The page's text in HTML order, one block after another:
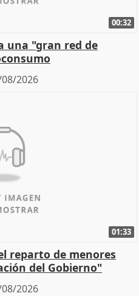
00:32
una "gran red de
2026
01:33
reparto de menores
del Gobierno"
2026